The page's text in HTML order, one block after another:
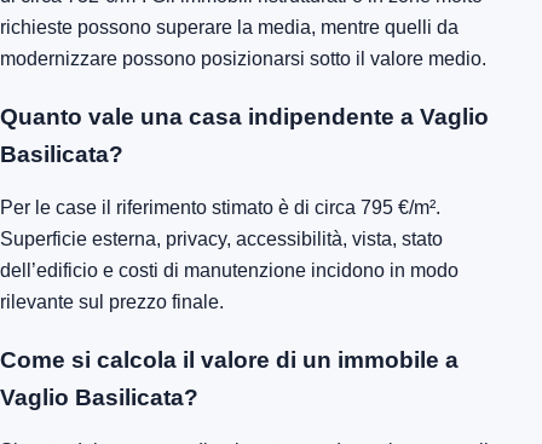
richieste possono superare la media, mentre quelli da
modernizzare possono posizionarsi sotto il valore medio.
Quanto vale una casa indipendente a Vaglio
Basilicata?
Per le case il riferimento stimato è di circa 795 €/m².
Superficie esterna, privacy, accessibilità, vista, stato
dell’edificio e costi di manutenzione incidono in modo
rilevante sul prezzo finale.
Come si calcola il valore di un immobile a
Vaglio Basilicata?